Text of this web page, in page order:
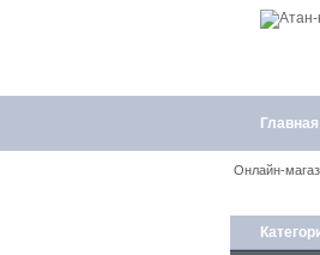
Главная
Онлайн-